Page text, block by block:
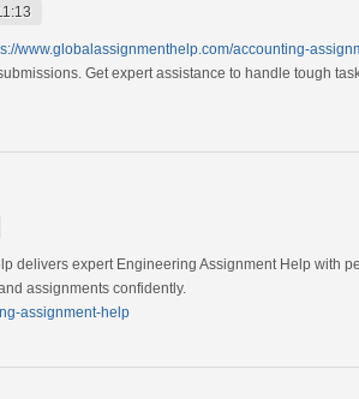
www.globalassignmenthelp.com/accounting-
Get expert assistance to handle tough
delivers expert Engineering Assignment Help with
assignments confidently.
assignment-help